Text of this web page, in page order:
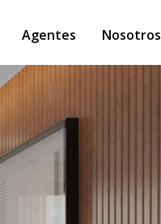
Agentes Nosotros